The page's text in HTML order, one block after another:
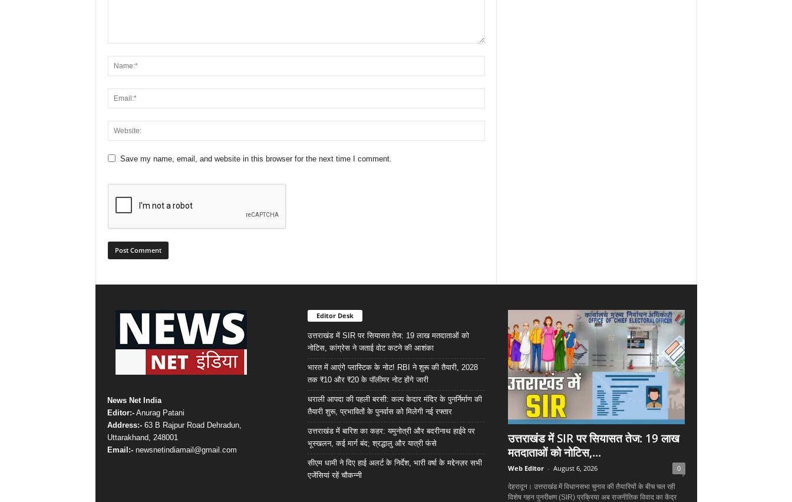
Save my name, email, and website in this browser for the next time I comment.
News Net India
Editor:-Anurag Patani
Address:-63 B Rajpur Road Dehradun,
Uttarakhand, 248001
Email:-newsnetindiamail@gmail.com
Editor Desk
उत्तराखंड में SIR पर सियासत तेज: 19 लाख मतदाताओं को
नोटिस, कांग्रेस ने जताई वोट कटने की आशंका
भारत में आएंगे प्लास्टिक के नोट! RBI ने शुरू की तैयारी, 2028
तक ₹10 और ₹20 के पॉलीमर नोट होंगे जारी
धराली आपदा की पहली बरसी: कल्प केदार मंदिर के पुनर्निर्माण की
तैयारी शुरू, प्रभावितों के पुनर्वास को मिलेगी नई रफ्तार
उत्तराखंड में बारिश का कहर: यमुनोत्री और बदरीनाथ हाईवे पर
भूस्खलन, कई मार्ग बंद; श्रद्धालु और यात्री फंसे
सीएम धामी ने दिए हाई अलर्ट के निर्देश, भारी वर्षा के मद्देनज़र सभी
एजेंसियां रहें चौकन्नी
उत्तराखंड में SIR पर सियासत तेज: 19 लाख
मतदाताओं को नोटिस,...
Web Editor - August 6, 2026 0
देहरादून। उत्तराखंड में विधानसभा चुनाव की तैयारियों के बीच चल रही
विशेष गहन पुनरीक्षण (SIR) प्रक्रिया अब राजनीतिक विवाद का केंद्र